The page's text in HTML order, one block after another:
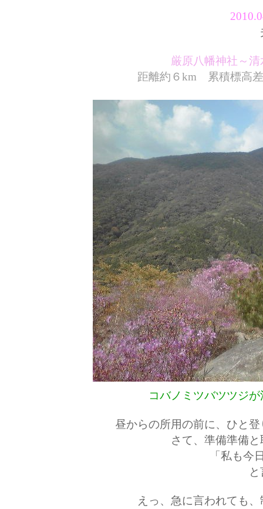
厳原八幡神社～
距離約６km 累積標
コバノミツバツツジ
昼からの所用の前に、ひと
さて、準備準備
「私も今
えっ、急に言われても